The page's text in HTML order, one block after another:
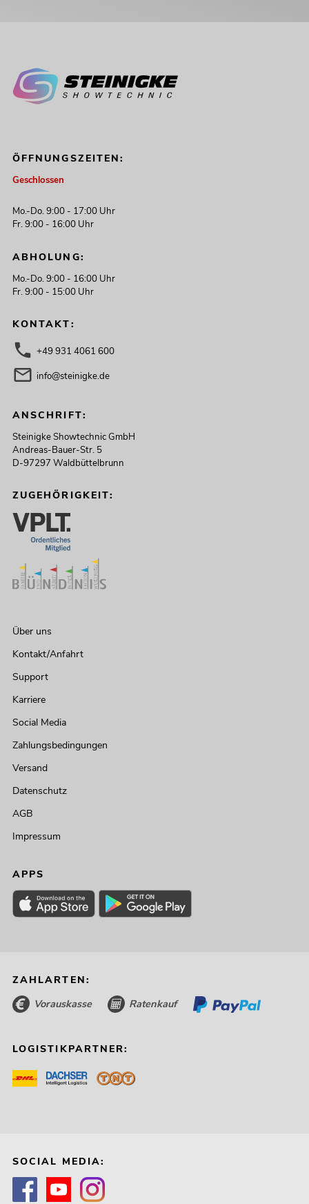
ÖFFNUNGSZEITEN:
Geschlossen
Mo.-Do. 9:00 - 17:00 Uhr
Fr. 9:00 - 16:00 Uhr
ABHOLUNG:
Mo.-Do. 9:00 - 16:00 Uhr
Fr. 9:00 - 15:00 Uhr
KONTAKT:
+49 931 4061 600
info@steinigke.de
ANSCHRIFT:
Steinigke Showtechnic GmbH
Andreas-Bauer-Str. 5
D-97297 Waldbüttelbrunn
ZUGEHÖRIGKEIT:
Über uns
Kontakt/Anfahrt
Support
Karriere
Social Media
Zahlungsbedingungen
Versand
Datenschutz
AGB
Impressum
APPS
ZAHLARTEN:
Vorauskasse Ratenkauf
LOGISTIKPARTNER:
SOCIAL MEDIA: